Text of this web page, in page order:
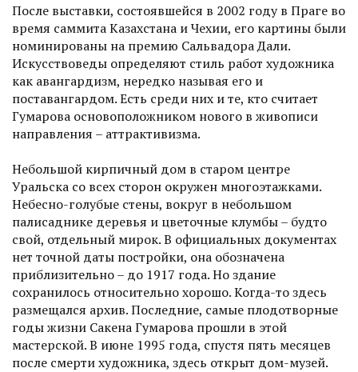
После выставки, состоявшейся в 2002 году в Праге во
время саммита Казахстана и Чехии, его картины были
номинированы на премию Сальвадора Дали.
Искусствоведы определяют стиль работ художника
как авангардизм, нередко называя его и
поставангардом. Есть среди них и те, кто считает
Гумарова основоположником нового в живописи
направления – аттрактивизма.
Небольшой кирпичный дом в старом центре
Уральска со всех сторон окружен многоэтажками.
Небесно-голубые стены, вокруг в небольшом
палисаднике деревья и цветочные клумбы – будто
свой, отдельный мирок. В официальных документах
нет точной даты постройки, она обозначена
приблизительно – до 1917 года. Но здание
сохранилось относительно хорошо. Когда-то здесь
размещался архив. Последние, самые плодотворные
годы жизни Сакена Гумарова прошли в этой
мастерской. В июне 1995 года, спустя пять месяцев
после смерти художника, здесь открыт дом-музей.